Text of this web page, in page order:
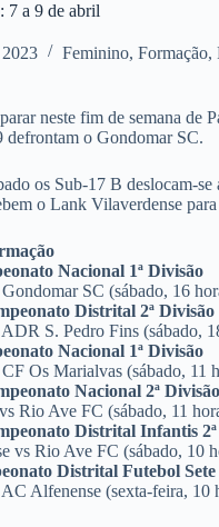
7 a 9 de abril
Feminino,Formação,
neste fim de semana de
defrontam o Gondomar SC.
os Sub-17 B deslocam-
o Lank Vilaverdense
Nacional 1ª Divisão
SC (sábado, 16
Distrital 2ª Divisão
S. Pedro Fins (sábado,
Nacional 1ª Divisão
Os Marialvas (sábado, 11
Nacional 2ª Divisão
Rio Ave FC (sábado, 11
Distrital Infantis
vs Rio Ave FC (sábado, 10
Distrital Futebol
Alfenense (sexta-feira, 10